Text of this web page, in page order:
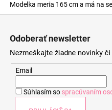
Modelka meria 165 cm a má na
Odoberať newsletter
Nezmeškajte žiadne novinky či
Email
Súhlasím so spracúvaním